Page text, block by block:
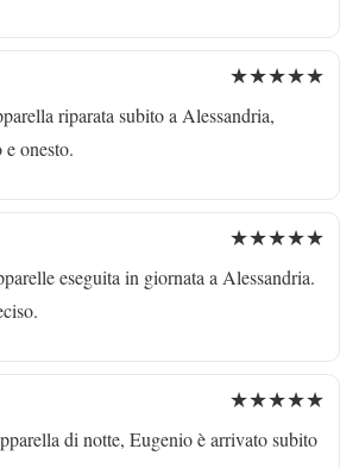
★★★★★
riparata subito a Alessandria,
e onesto.
★★★★★
eseguita in giornata a Alessandria.
★★★★★
di notte, Eugenio è arrivato subito